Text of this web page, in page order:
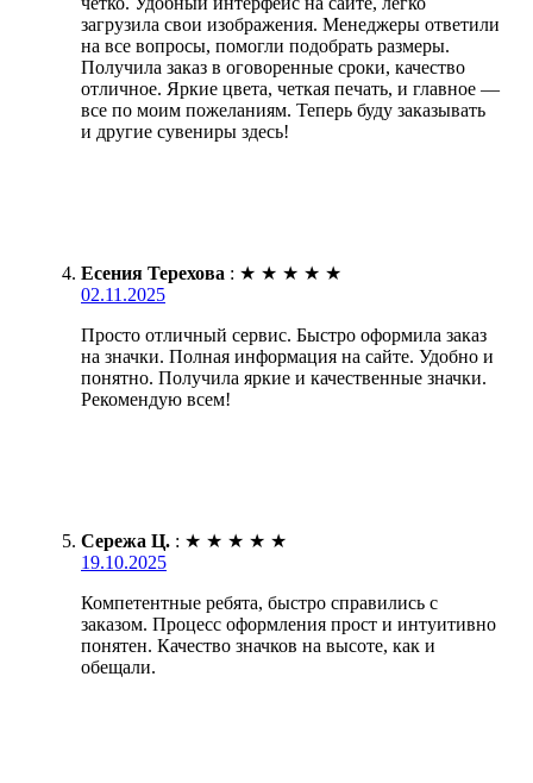
загрузила свои изображения. Менеджеры ответили
на все вопросы, помогли подобрать размеры.
Получила заказ в оговоренные сроки, качество
отличное. Яркие цвета, четкая печать, и главное —
все по моим пожеланиям. Теперь буду заказывать
и другие сувениры здесь!
Есения Терехова : ★ ★ ★ ★ ★
02.11.2025
Просто отличный сервис. Быстро оформила заказ
на значки. Полная информация на сайте. Удобно и
понятно. Получила яркие и качественные значки.
Рекомендую всем!
Сережа Ц. : ★ ★ ★ ★ ★
19.10.2025
Компетентные ребята, быстро справились с
заказом. Процесс оформления прост и интуитивно
понятен. Качество значков на высоте, как и
обещали.